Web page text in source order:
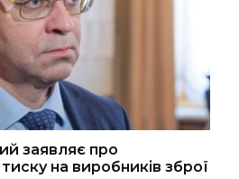
заявляє про
на виробників зброї